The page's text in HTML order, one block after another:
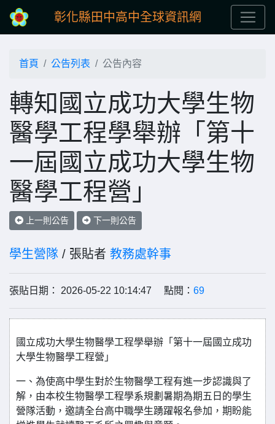
彰化縣田中高中全球資訊網
首頁 公告列表 公告內容
轉知國立成功大學生物
醫學工程學舉辦「第十
一屆國立成功大學生物
醫學工程營」
上一則公告 下一則公告
學生營隊 / 張貼者 教務處幹事
張貼日期： 2026-05-22 10:14:47 點閱： 69
國立成功大學生物醫學工程學舉辦「第十一屆國立成功
大學生物醫學工程營」
一、為使高中學生對於生物醫學工程有進一步認識與了
解，由本校生物醫學工程學系規劃暑期為期五日的學生
營隊活動，邀請全台高中職學生踴躍報名參加，期盼能